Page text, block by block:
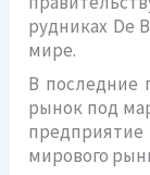
рудниках De
мире.
В последние
рынок под
мирового